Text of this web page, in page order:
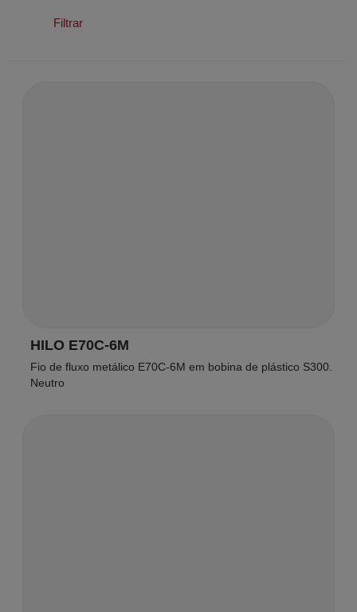
Filtrar
HILO E70C-6M
Fio de fluxo metálico E70C-6M em bobina de plástico S300.
Neutro